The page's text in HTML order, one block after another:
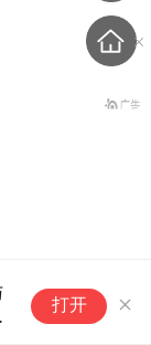
内蒙古自治
吴刚严重违
打开